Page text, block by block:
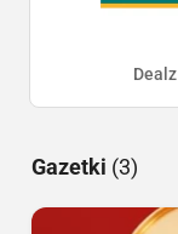
Dealz
Gazetki (3)